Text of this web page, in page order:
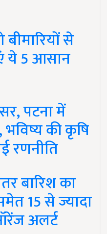
से
ये 5 आसान
पटना में
भविष्य की कृषि
रणनीति
बारिश का
15 से ज्यादा
अलर्ट